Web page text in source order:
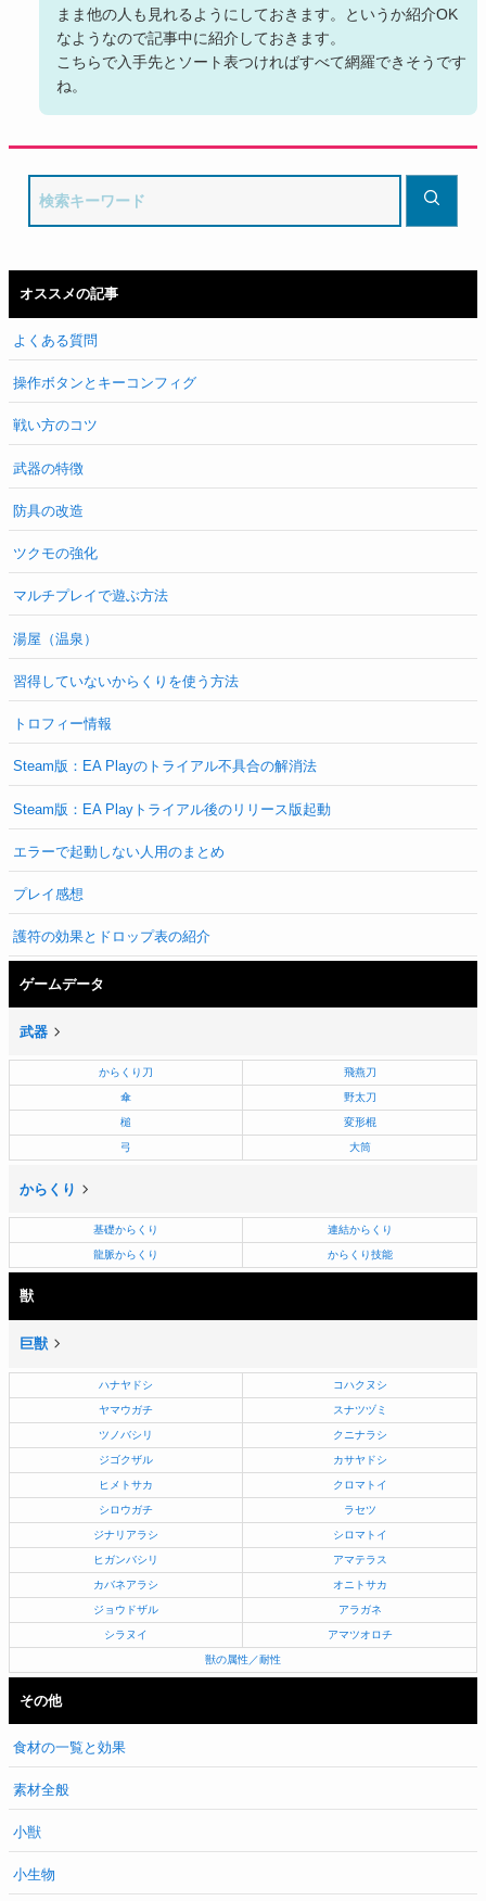
まま他の人も見れるようにしておきます。というか紹介OK
なようなので記事中に紹介しておきます。
こちらで入手先とソート表つければすべて網羅できそうです
ね。
オススメの記事
よくある質問
操作ボタンとキーコンフィグ
戦い方のコツ
武器の特徴
防具の改造
ツクモの強化
マルチプレイで遊ぶ方法
湯屋（温泉）
習得していないからくりを使う方法
トロフィー情報
Steam版：EA Playのトライアル不具合の解消法
Steam版：EA Playトライアル後のリリース版起動
エラーで起動しない人用のまとめ
プレイ感想
護符の効果とドロップ表の紹介
ゲームデータ
武器
からくり刀 飛燕刀
傘 野太刀
槌 変形棍
弓 大筒
からくり
基礎からくり 連結からくり
龍脈からくり からくり技能
獣
巨獣
ハナヤドシ コハクヌシ
ヤマウガチ スナツヅミ
ツノバシリ クニナラシ
ジゴクザル カサヤドシ
ヒメトサカ クロマトイ
シロウガチ ラセツ
ジナリアラシ シロマトイ
ヒガンバシリ アマテラス
カバネアラシ オニトサカ
ジョウドザル アラガネ
シラヌイ アマツオロチ
獣の属性／耐性
その他
食材の一覧と効果
素材全般
小獣
小生物